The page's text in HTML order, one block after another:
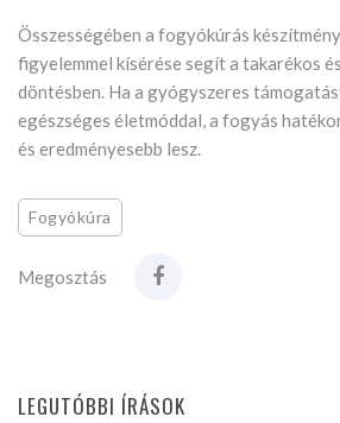
Összességében a fogyókúrás
figyelemmel kísérése segít a takarékos
döntésben. Ha a gyógyszeres
egészséges életmóddal, a fogyás
és eredményesebb lesz.
Fogyókúra
Megosztás
LEGUTÓBBI ÍRÁSOK